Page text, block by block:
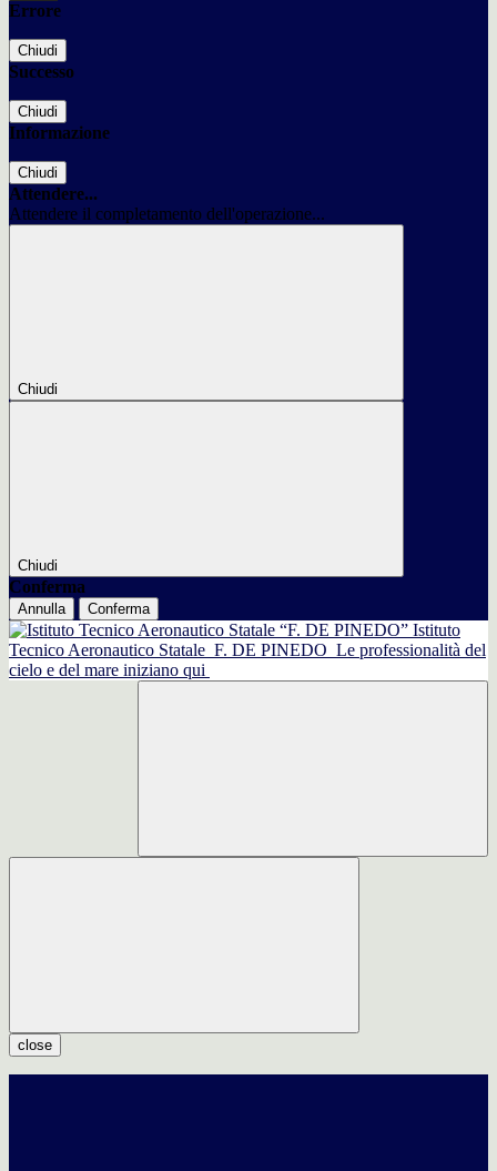
Errore
Chiudi
Successo
Chiudi
Informazione
Chiudi
Attendere...
Attendere il completamento dell'operazione...
Chiudi
Chiudi
Conferma
Annulla Conferma
Istituto
Tecnico Aeronautico Statale F. DE PINEDO Le professionalità del
cielo e del mare iniziano qui
close